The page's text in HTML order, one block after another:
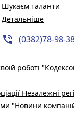
Шукаєм таланти
Детальніше
phone_in_talk (0382)78-98-
роботі
Незалежні
"Новини